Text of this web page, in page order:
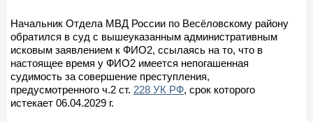
Начальник Отдела МВД России по Весёловскому району
обратился в суд с вышеуказанным административным
исковым заявлением к ФИО2, ссылаясь на то, что в
настоящее время у ФИО2 имеется непогашенная
судимость за совершение преступления,
предусмотренного ч.2 ст. 228 УК РФ, срок которого
истекает 06.04.2029 г.